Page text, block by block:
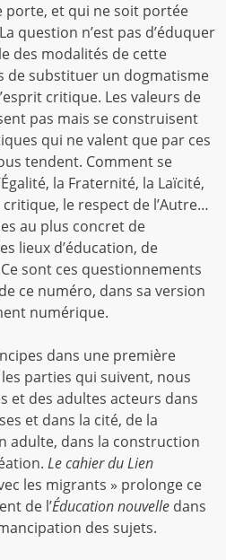
porte, et qui ne soit portée
question n’est pas d’éduquer
des modalités de cette
de substituer un dogmatisme
critique. Les valeurs de
pas mais se construisent
qui ne valent que par ces
tendent. Comment se
la Fraternité, la Laïcité,
le respect de l’Autre…
au plus concret de
lieux d’éducation, de
sont ces questionnements
ce numéro, dans sa version
numérique.
dans une première
parties qui suivent, nous
et des adultes acteurs dans
et dans la cité, de la
adulte, dans la construction
Le cahier du Lien
les migrants » prolonge ce
de l’Éducation nouvelledans
des sujets.